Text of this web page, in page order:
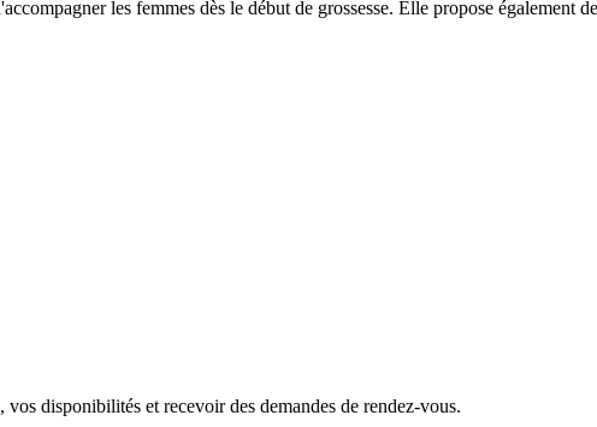
les femmes dès le début de grossesse. Elle propose également
disponibilités et recevoir des demandes de rendez-vous.